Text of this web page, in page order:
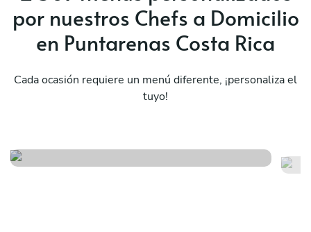
por nuestros Chefs a Domicilio
en Puntarenas Costa Rica
Cada ocasión requiere un menú diferente, ¡personaliza el
tuyo!